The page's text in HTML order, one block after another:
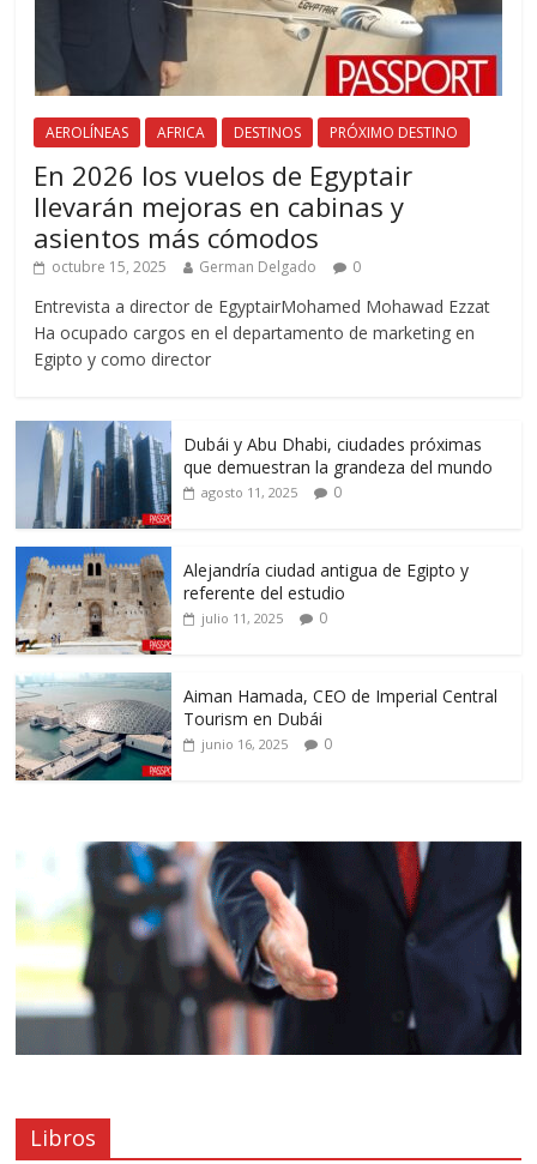
AEROLÍNEAS AFRICA DESTINOS PRÓXIMO DESTINO
En 2026 los vuelos de Egyptair
llevarán mejoras en cabinas y
asientos más cómodos
octubre 15, 2025 German Delgado 0
Entrevista a director de EgyptairMohamed Mohawad Ezzat
Ha ocupado cargos en el departamento de marketing en
Egipto y como director
Dubái y Abu Dhabi, ciudades próximas
que demuestran la grandeza del mundo
agosto 11, 2025 0
Alejandría ciudad antigua de Egipto y
referente del estudio
julio 11, 2025 0
Aiman Hamada, CEO de Imperial Central
Tourism en Dubái
junio 16, 2025 0
Libros